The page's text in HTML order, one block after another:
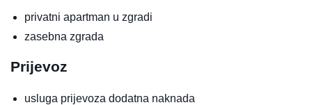
privatni apartman u zgradi
zasebna zgrada
Prijevoz
usluga prijevoza dodatna naknada